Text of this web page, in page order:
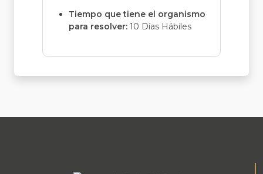
Tiempo que tiene el organismo
para resolver: 10 Días Hábiles